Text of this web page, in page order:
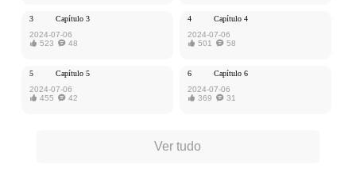
3
Capítulo 3
2024-07-06
 523 48
4
Capítulo 4
2024-07-06
 501 58
5
Capítulo 5
2024-07-06
 455 42
6
Capítulo 6
2024-07-06
 369 31
Ver tudo